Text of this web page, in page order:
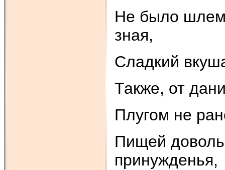
Не было
зная,
Сладкий
Также, от
Плугом не
Пищей
принужденья,